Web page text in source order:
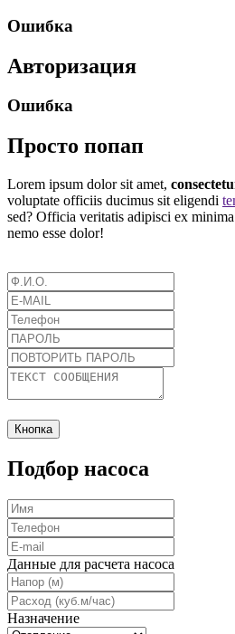
Ошибка
Авторизация
Ошибка
Просто попап
Lorem ipsum dolor sit amet,
voluptate officiis ducimus sit eligendi
sed? Officia veritatis adipisci ex
nemo esse dolor!
Кнопка
Подбор насоса
Данные для расчета насоса
Назначение